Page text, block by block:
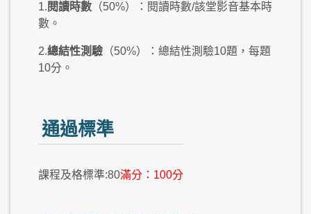
1. 閱讀時數 （50%）：閱讀時數/該堂影音基本時
數。
2.總結性測驗 （50%）：總結性測驗10題，每題
10分。
通過標準
課程及格標準:80滿分：100分